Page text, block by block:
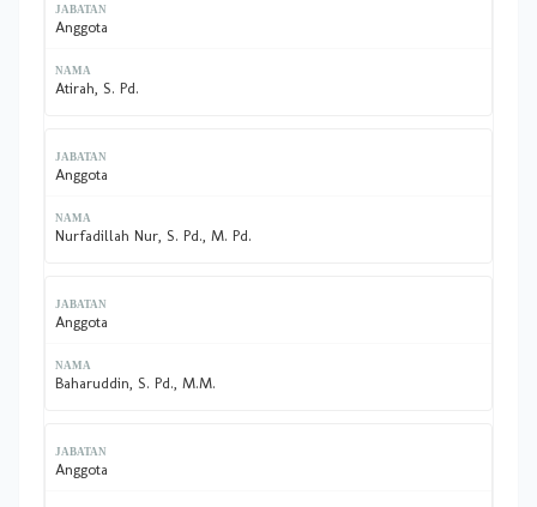
Anggota
Atirah, S. Pd.
Anggota
Nurfadillah Nur, S. Pd., M. Pd.
Anggota
Baharuddin, S. Pd., M.M.
Anggota